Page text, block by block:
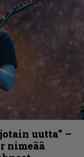
uutta” –
nimeää